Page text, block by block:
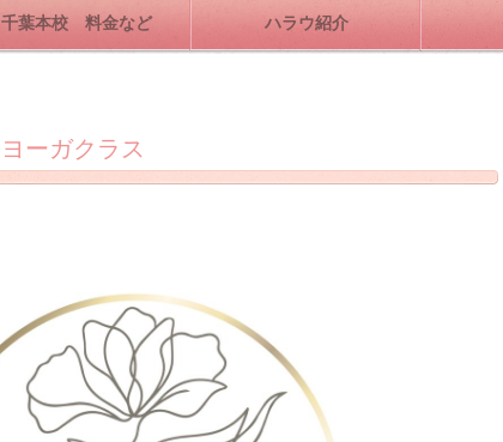
千葉本校 料金など ハラウ紹介
ヨーガクラス